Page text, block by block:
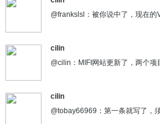
@frankslsl：被你说中了，现在的
cilin
@cilin：MIFI网站更新了，两个项
cilin
@tobay66969：第一条就写了，